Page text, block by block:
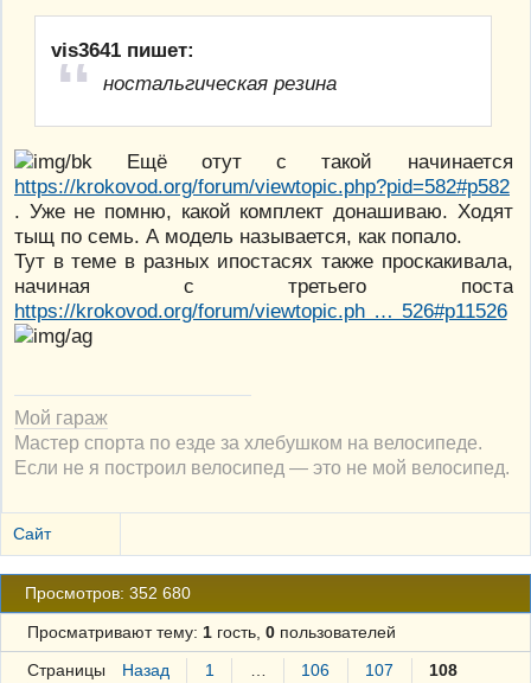
vis3641 пишет:
ностальгическая резина
Ещё отут с такой начинается
https://krokovod.org/forum/viewtopic.php?pid=582#p582
. Уже не помню, какой комплект донашиваю. Ходят
тыщ по семь. А модель называется, как попало.
Тут в теме в разных ипостасях также проскакивала,
начиная с третьего поста
https://krokovod.org/forum/viewtopic.ph … 526#p11526
Мой гараж
Мастер спорта по езде за хлебушком на велосипеде.
Если не я построил велосипед — это не мой велосипед.
Сайт
Просмотров: 352 680
Просматривают тему: 1гость, 0пользователей
Страницы Назад 1 106 107
108